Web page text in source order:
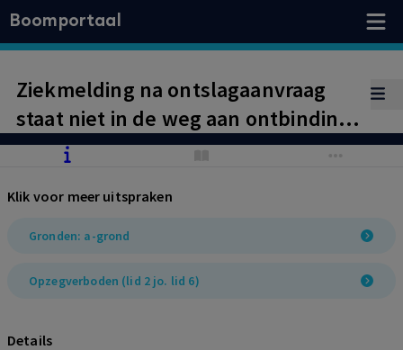
Boomportaal
Ziekmelding na ontslagaanvraag
staat niet in de weg aan ontbinding
arbeidsovereenkomst.
Klik voor meer uitspraken
Gronden: a-grond
Opzegverboden (lid 2 jo. lid 6)
Details